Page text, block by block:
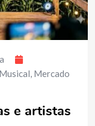
, Mercado
e artistas